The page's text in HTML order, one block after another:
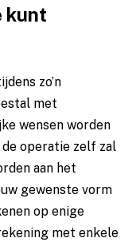
kunt
zo’n
met
wensen worden
operatie zelf zal
aan het
gewenste vorm
op enige
met enkele